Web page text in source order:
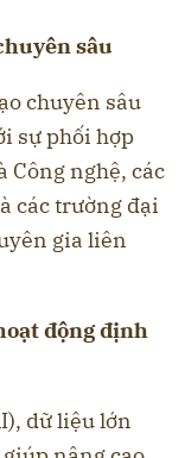
sâu
chuyên sâu
sự phối hợp
Công nghệ, các
các trường đại
gia liên
động định
dữ liệu lớn